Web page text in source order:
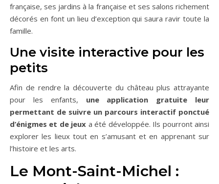
française, ses jardins à la française et ses salons richement
décorés en font un lieu d’exception qui saura ravir toute la
famille.
Une visite interactive pour les
petits
Afin de rendre la découverte du château plus attrayante
pour les enfants, une application gratuite leur
permettant de suivre un parcours interactif ponctué
d’énigmes et de jeux a été développée. Ils pourront ainsi
explorer les lieux tout en s’amusant et en apprenant sur
l’histoire et les arts.
Le Mont-Saint-Michel :